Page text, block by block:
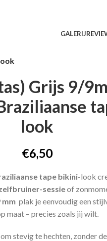
GALERIJ
Grijs 9/
look
€6,50
tape bikini-look
sessieof
mm plak je eenvoudig een
maat – precies zoals jij wilt.
stevig te hechten, zonder